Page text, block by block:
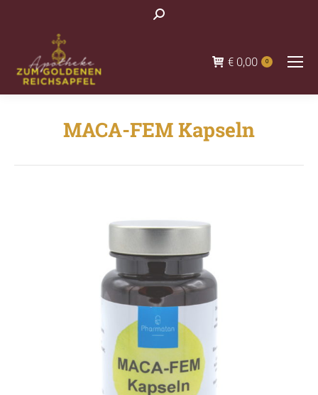
Search:
€ 0,00 0
MACA-FEM Kapseln